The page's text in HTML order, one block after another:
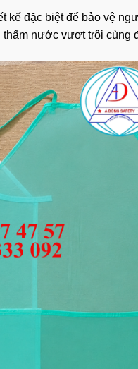
kế đặc biệt để bảo vệ
nước vượt trội cùng